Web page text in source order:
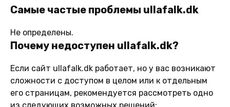
Самые частые проблемы ullafalk.dk
Не определены.
Почему недоступен ullafalk.dk?
Если сайт ullafalk.dk работает, но у вас возникают
сложности с доступом в целом или к отдельным
его страницам, рекомендуется рассмотреть одно